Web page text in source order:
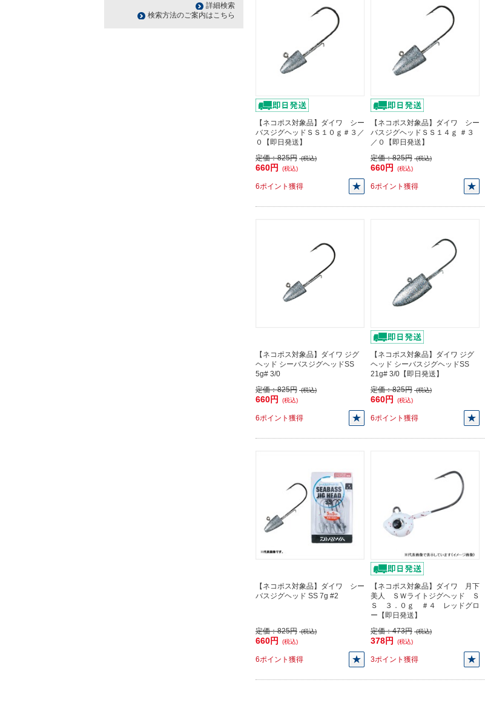
【ネコポス対象品】ダイワ シー
バスジグヘッドＳＳ１０ｇ＃３／
０【即日発送】
定価：825円 (税込)
660円 (税込)
6ポイント獲得
【ネコポス対象品】ダイワ シー
バスジグヘッドＳＳ１４ｇ ＃３
／０【即日発送】
定価：825円 (税込)
660円 (税込)
6ポイント獲得
【ネコポス対象品】ダイワ ジグ
ヘッド シーバスジグヘッドSS
5g# 3/0
定価：825円 (税込)
660円 (税込)
6ポイント獲得
【ネコポス対象品】ダイワ ジグ
ヘッド シーバスジグヘッドSS
21g# 3/0【即日発送】
定価：825円 (税込)
660円 (税込)
6ポイント獲得
【ネコポス対象品】ダイワ シー
バスジグヘッド SS 7g #2
定価：825円 (税込)
660円 (税込)
6ポイント獲得
【ネコポス対象品】ダイワ 月下
美人 ＳＷライトジグヘッド Ｓ
Ｓ ３．０ｇ ＃４ レッドグロ
ー【即日発送】
定価：473円 (税込)
378円 (税込)
3ポイント獲得
詳細検索
検索方法のご案内はこちら